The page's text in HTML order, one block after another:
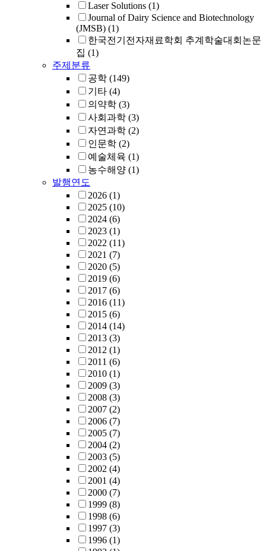
Laser Solutions (1)
Journal of Dairy Science and Biotechnology
(JMSB) (1)
한국전기전자재료학회 추계학술대회논문
집 (1)
주제분류
공학 (149)
기타 (4)
의약학 (3)
사회과학 (3)
자연과학 (2)
인문학 (2)
예술체육 (1)
농수해양 (1)
발행연도
2026 (1)
2025 (10)
2024 (6)
2023 (1)
2022 (11)
2021 (7)
2020 (5)
2019 (6)
2017 (6)
2016 (11)
2015 (6)
2014 (14)
2013 (3)
2012 (1)
2011 (6)
2010 (1)
2009 (3)
2008 (3)
2007 (2)
2006 (7)
2005 (7)
2004 (2)
2003 (5)
2002 (4)
2001 (4)
2000 (7)
1999 (8)
1998 (6)
1997 (3)
1996 (1)